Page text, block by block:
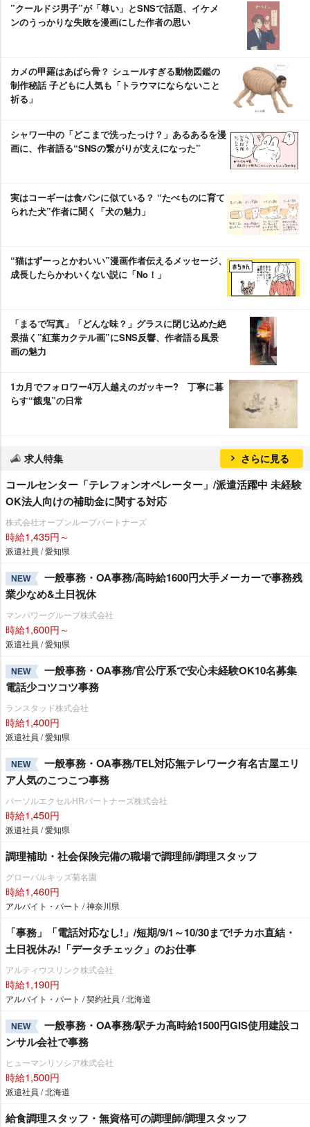
”クールドジ男子”が「尊い」とSNSで話題、イケメ
ンのうっかりな失敗を漫画にした作者の思い
カメの甲羅はあばら骨？ シュールすぎる動物図鑑の
制作秘話 子どもに人気も「トラウマにならないこと
祈る」
シャワー中の「どこまで洗ったっけ？」あるあるを漫
画に、作者語る“SNSの繋がりが支えになった”
実はコーギーは食パンに似ている？ “たべものに育て
られた犬”作者に聞く「犬の魅力」
“猫はずーっとかわいい”漫画作者伝えるメッセージ、
成長したらかわいくない説に「No！」
「まるで写真」「どんな味？」グラスに閉じ込めた絶
景描く”紅葉カクテル画”にSNS反響、作者語る風景
画の魅力
1カ月でフォロワー4万人越えのガッキー? 丁寧に暮
らす“餓鬼”の日常
求人特集 さらに見る
コールセンター「テレフォンオペレーター」/派遣活躍中 未経験
OK法人向けの補助金に関する対応
株式会社オープンループパートナーズ
時給1,435円～
派遣社員 / 愛知県
NEW
一般事務・OA事務/高時給1600円大手メーカーで事務残
業少なめ&土日祝休
マンパワーグループ株式会社
時給1,600円～
派遣社員 / 愛知県
NEW
一般事務・OA事務/官公庁系で安心未経験OK10名募集
電話少コツコツ事務
ランスタッド株式会社
時給1,400円
派遣社員 / 愛知県
NEW
一般事務・OA事務/TEL対応無テレワーク有名古屋エリ
ア人気のこつこつ事務
パーソルエクセルHRパートナーズ株式会社
時給1,450円
派遣社員 / 愛知県
調理補助・社会保険完備の職場で調理師/調理スタッフ
グローバルキッズ菊名園
時給1,460円
アルバイト・パート / 神奈川県
「事務」「電話対応なし!」/短期/9/1～10/30まで!チカホ直結・
土日祝休み!「データチェック」のお仕事
アルティウスリンク株式会社
時給1,190円
アルバイト・パート / 契約社員 / 北海道
NEW
一般事務・OA事務/駅チカ高時給1500円GIS使用建設コ
ンサル会社で事務
ヒューマンリソシア株式会社
時給1,500円
派遣社員 / 北海道
給食調理スタッフ・無資格可の調理師/調理スタッフ